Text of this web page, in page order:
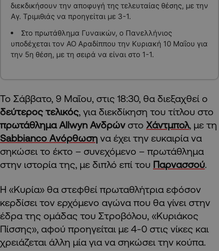
διεκδικήσουν την αποφυγή της τελευταίας θέσης, με την
Αγ. Τριμιθιάς να προηγείται με 3-1.
Στο πρωτάθλημα Γυναικών, ο Πανελλήνιος
υποδέχεται τον ΑΟ Αραδίππου την Κυριακή 10 Μαΐου για
την 5η θέση, με τη σειρά να είναι στο 1-1.
To Σάββατο, 9 Μαΐου, στις 18:30, θα διεξαχθεί ο
δεύτερος τελικός, για διεκδίκηση του τίτλου στο
πρωτάθλημα Allwyn Ανδρώνστο Χάντμπολ, με τη
Sabbianco Aνόρθωση να έχει την ευκαιρία να
σηκώσει το έκτο – συνεχόμενο – πρωτάθλημα
στην ιστορία της, με διπλό επί του Παρνασσού.
Η «Κυρία» θα στεφθεί πρωταθλήτρια εφόσον
κερδίσει τον ερχόμενο αγώνα που θα γίνει στην
έδρα της ομάδας του Στροβόλου, «Κυριάκος
Πίσσης», αφού προηγείται με 4-0 στις νίκες και
χρειάζεται άλλη μία για να σηκώσει την κούπα.